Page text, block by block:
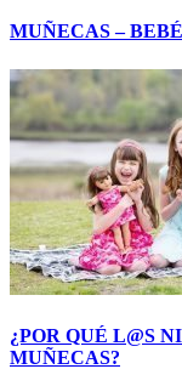
MUÑECAS –
¿POR QUÉ L@S
MUÑECAS?